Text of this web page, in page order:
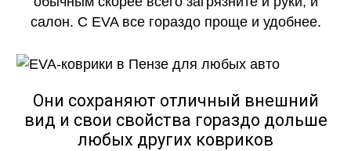
салон. С EVA все гораздо проще и удобнее.
Они сохраняют отличный внешний
вид и свои свойства гораздо дольше
любых других ковриков